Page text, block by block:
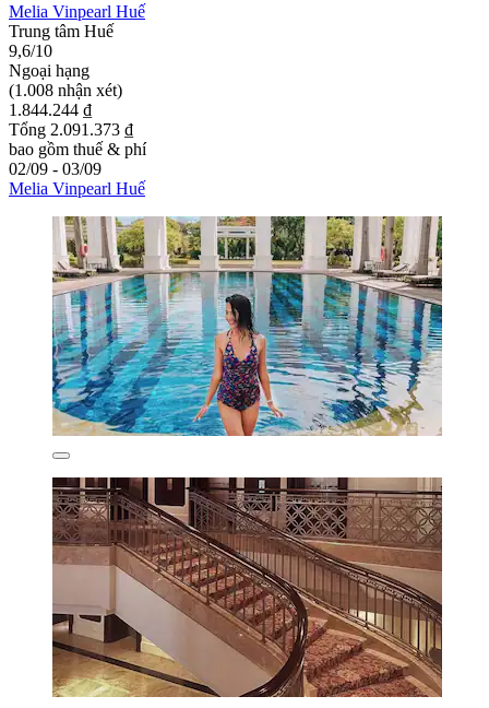
Melia Vinpearl Huế
Trung tâm Huế
9,6/10
Ngoại hạng
(1.008 nhận xét)
1.844.244 ₫
Tổng 2.091.373 ₫
bao gồm thuế & phí
02/09 - 03/09
Melia Vinpearl Huế